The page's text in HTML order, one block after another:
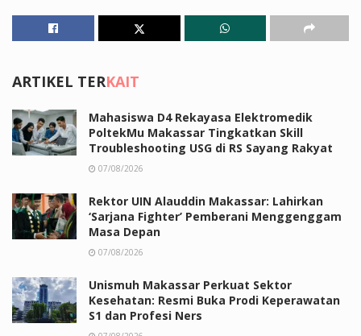
ARTIKEL TERKAIT
Mahasiswa D4 Rekayasa Elektromedik
PoltekMu Makassar Tingkatkan Skill
Troubleshooting USG di RS Sayang Rakyat
07/08/2026
Rektor UIN Alauddin Makassar: Lahirkan
‘Sarjana Fighter’ Pemberani Menggenggam
Masa Depan
07/08/2026
Unismuh Makassar Perkuat Sektor
Kesehatan: Resmi Buka Prodi Keperawatan
S1 dan Profesi Ners